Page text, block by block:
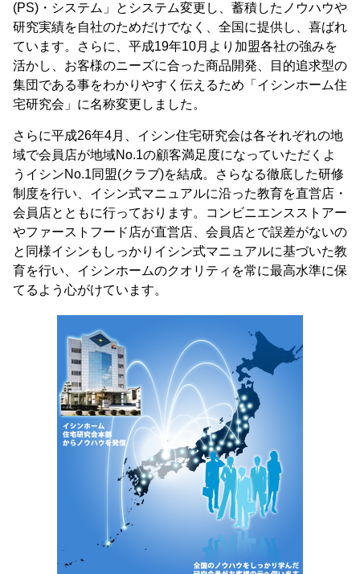
(PS)・システム」とシステム変更し、蓄積したノウハウや
研究実績を自社のためだけでなく、全国に提供し、喜ばれ
ています。さらに、平成19年10月より加盟各社の強みを
活かし、お客様のニーズに合った商品開発、目的追求型の
集団である事をわかりやすく伝えるため「イシンホーム住
宅研究会」に名称変更しました。
さらに平成26年4月、イシン住宅研究会は各それぞれの地
域で会員店が地域No.1の顧客満足度になっていただくよ
うイシンNo.1同盟(クラブ)を結成。さらなる徹底した研修
制度を行い、イシン式マニュアルに沿った教育を直営店・
会員店とともに行っております。コンビニエンスストアー
やファーストフード店が直営店、会員店とで誤差がないの
と同様イシンもしっかりイシン式マニュアルに基づいた教
育を行い、イシンホームのクオリティを常に最高水準に保
てるよう心がけています。